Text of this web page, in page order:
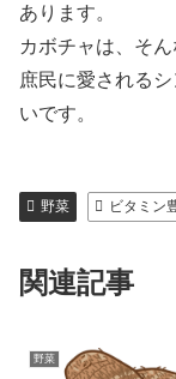
あります。
カボチャは、そ
庶民に愛される
いです。
野菜 ビタミン
関連記事
野菜